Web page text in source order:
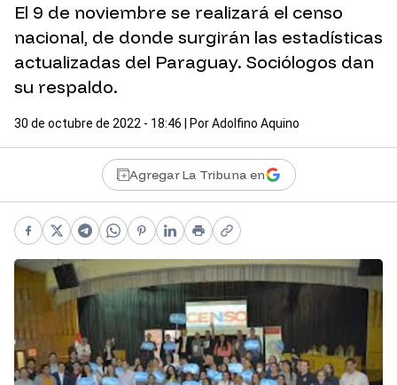
El 9 de noviembre se realizará el censo
nacional, de donde surgirán las estadísticas
actualizadas del Paraguay. Sociólogos dan
su respaldo.
30 de octubre de 2022 - 18:46 | PorAdolfino Aquino
Agregar La Tribuna en
Facebook
X Telegram
WhatsApp
Pinterest
LinkedIn
PrintCopy link